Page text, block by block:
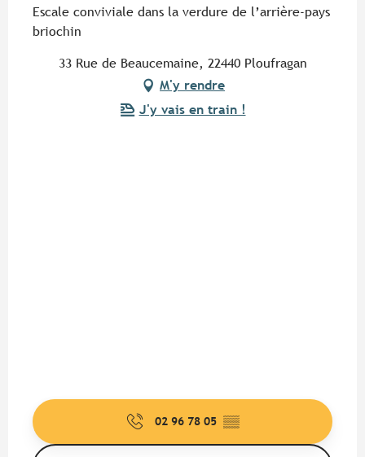
Escale conviviale dans la verdure de l’arrière-pays
briochin
33 Rue de Beaucemaine, 22440 Ploufragan
M'y rendre
J'y vais en train !
02 96 78 05 ▒▒